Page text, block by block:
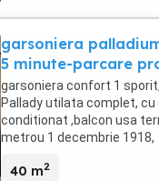
garsoniera
5 minute-parcare
garsoniera confort 1
Pallady utilata complet,
conditionat ,balcon usa
metrou 1 decembrie 1918,
40 m2